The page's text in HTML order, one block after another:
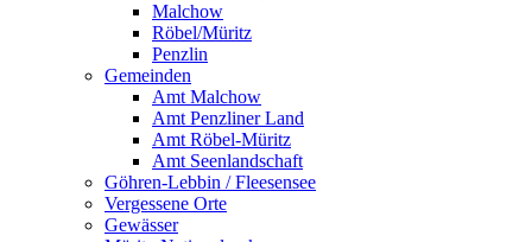
Malchow
Röbel/Müritz
Penzlin
Gemeinden
Amt Malchow
Amt Penzliner Land
Amt Röbel-Müritz
Amt Seenlandschaft
Göhren-Lebbin / Fleesensee
Vergessene Orte
Gewässer